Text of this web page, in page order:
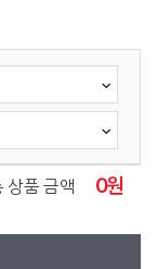
상품 금액 0원